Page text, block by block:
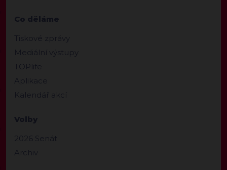
Co děláme
Tiskové zprávy
Mediální výstupy
TOPlife
Aplikace
Kalendář akcí
Volby
2026 Senát
Archiv